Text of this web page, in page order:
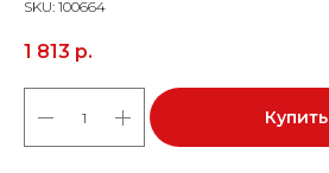
SKU: 100664
1 813 р.
Купить